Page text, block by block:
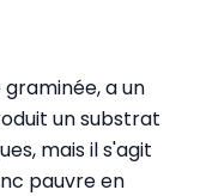
a un
un substrat
mais il s'agit
pauvre en